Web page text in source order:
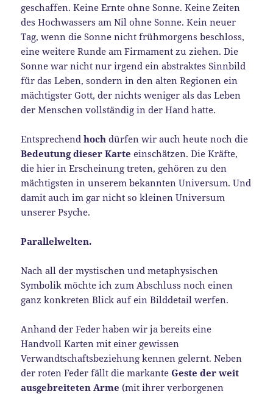
geschaffen. Keine Ernte ohne Sonne. Keine Zeiten
des Hochwassers am Nil ohne Sonne. Kein neuer
Tag, wenn die Sonne nicht frühmorgens beschloss,
eine weitere Runde am Firmament zu ziehen. Die
Sonne war nicht nur irgend ein abstraktes Sinnbild
für das Leben, sondern in den alten Regionen ein
mächtigster Gott, der nichts weniger als das Leben
der Menschen vollständig in der Hand hatte.
Entsprechendhoch dürfen wir auch heute noch die
Bedeutung dieser Karte einschätzen. Die Kräfte,
die hier in Erscheinung treten, gehören zu den
mächtigsten in unserem bekannten Universum. Und
damit auch im gar nicht so kleinen Universum
unserer Psyche.
Parallelwelten.
Nach all der mystischen und metaphysischen
Symbolik möchte ich zum Abschluss noch einen
ganz konkreten Blick auf ein Bilddetail werfen.
Anhand der Feder haben wir ja bereits eine
Handvoll Karten mit einer gewissen
Verwandtschaftsbeziehung kennen gelernt. Neben
der roten Feder fällt die markanteGeste der weit
ausgebreiteten Arme (mit ihrer verborgenen